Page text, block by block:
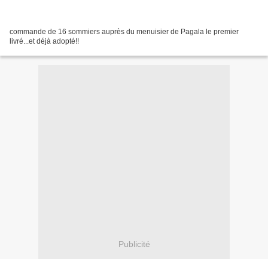
commande de 16 sommiers auprès du menuisier de Pagala le premier
livré...et déjà adopté!!
Publicité